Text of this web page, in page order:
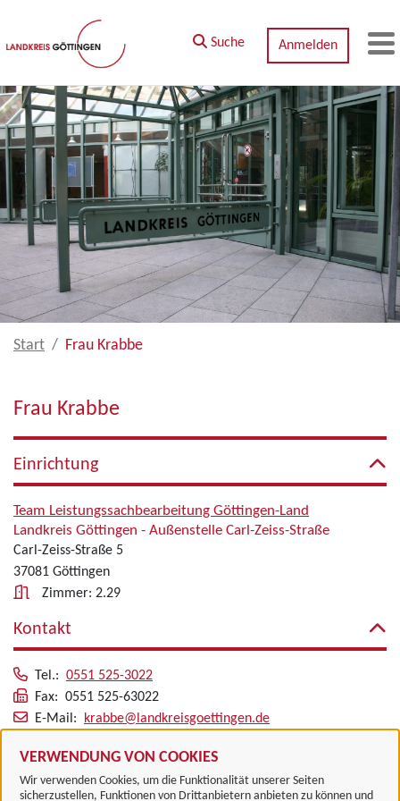
Zum Hauptinhalt springen
VERWENDUNG VON COOKIES
Wir verwenden Cookies, um die Funktionalität unserer Seiten
sicherzustellen, Funktionen von Drittanbietern anbieten zu können und
Suche Anmelden
Start Frau Krabbe
Frau Krabbe
Einrichtung
Team Leistungssachbearbeitung Göttingen-Land
Landkreis Göttingen - Außenstelle Carl-Zeiss-Straße
Carl-Zeiss-Straße 5
37081 Göttingen
Zimmer: 2.29
Kontakt
Tel.: 0551 525-3022
Fax: 0551 525-63022
E-Mail:
krabbe@landkreisgoettingen.de
Alle zugeordneten Einrichtungen